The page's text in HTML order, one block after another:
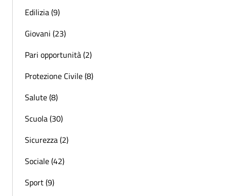
Edilizia (9)
Giovani (23)
Pari opportunità (2)
Protezione Civile (8)
Salute (8)
Scuola (30)
Sicurezza (2)
Sociale (42)
Sport (9)